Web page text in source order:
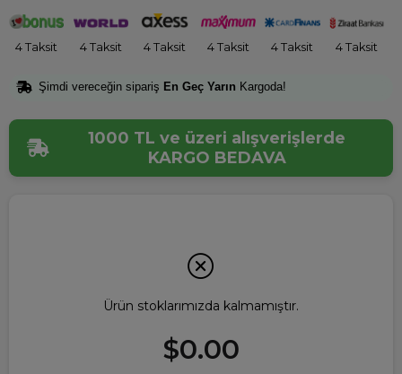
4 Taksit 4 Taksit 4 Taksit 4 Taksit 4 Taksit 4 Taksit
Şimdi vereceğin sipariş En Geç Yarın Kargoda!
1000 TL ve üzeri alışverişlerde
KARGO BEDAVA
Ürün stoklarımızda kalmamıştır.
$0.00